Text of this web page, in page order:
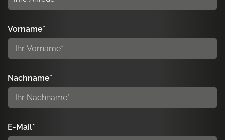
Vorname*
Nachname*
E-Mail*